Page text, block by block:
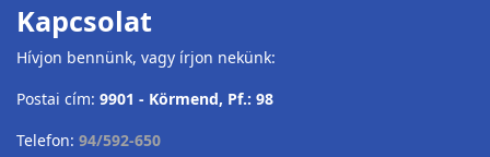
Kapcsolat
Hívjon bennünk, vagy írjon nekünk:
Postai cím: 9901 - Körmend, Pf.: 98
Telefon: 94/592-650